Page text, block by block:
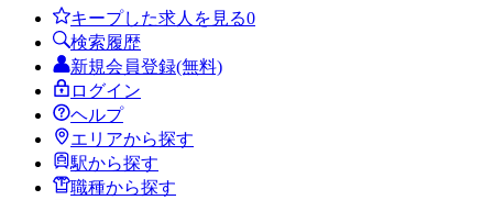
キープした求人を見る0
検索履歴
新規会員登録(無料)
ログイン
ヘルプ
エリアから探す
駅から探す
職種から探す